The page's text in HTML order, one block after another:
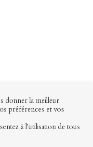
donner la meilleur
préférences et vos
à l'utilisation de tous